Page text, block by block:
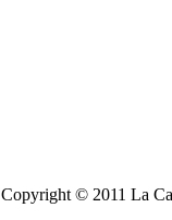
Copyright © 2011 La